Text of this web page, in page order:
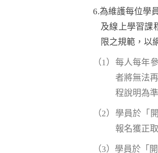
6.為維護每位學
及線上學習課
限之規範，以
（1）每人每年
者將無法
程說明為準
（2）學員於「
報名獲正
（3）學員於「